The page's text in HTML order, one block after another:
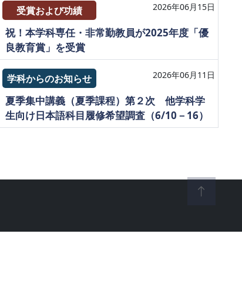
受賞および功績 2026年06月15日
祝！本学科専任・非常勤教員が2025年度「優
良教育賞」を受賞
学科からのお知らせ 2026年06月11日
夏季集中講義（夏季課程）第２次 他学科学
生向け日本語科目履修希望調査（6/10－16）